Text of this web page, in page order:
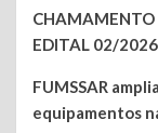
CHAMAMENTO
EDITAL 02/2026
FUMSSAR
equipamentos